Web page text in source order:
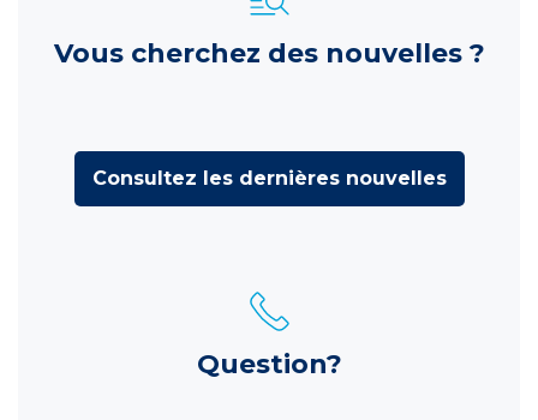
Vous cherchez des nouvelles ?
Consultez les dernières nouvelles
Question?